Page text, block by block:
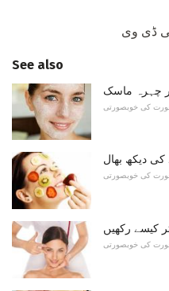
See also
چہرہ ماسک
کی خوبصورتی
دیکھ بھال
کی خوبصورتی
کیسے رکھیں
کی خوبصورتی